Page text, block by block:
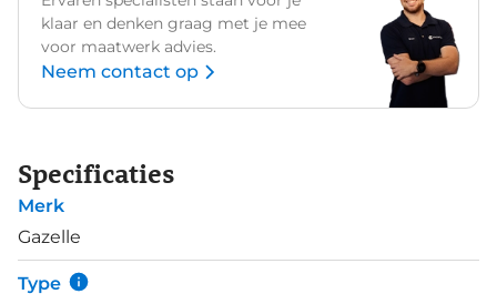
klaar en denken graag met je mee
voor maatwerk advies.
Neem contact op
Specificaties
Merk
Gazelle
Type